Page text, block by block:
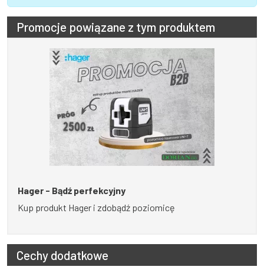
Promocje powiązane z tym produktem
Hager - Bądź perfekcyjny
Kup produkt Hager i zdobądź poziomicę
Cechy dodatkowe